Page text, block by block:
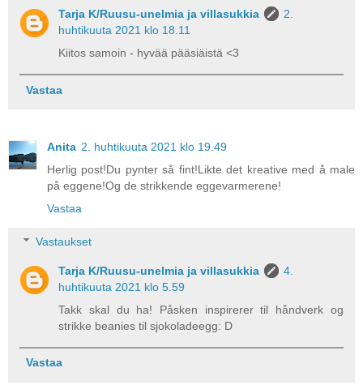
Tarja K/Ruusu-unelmia ja villasukkia
2.
huhtikuuta 2021 klo 18.11
Kiitos samoin - hyvää pääsiäistä <3
Vastaa
Anita 2. huhtikuuta 2021 klo 19.49
Herlig post!Du pynter så fint!Likte det kreative med å male
på eggene!Og de strikkende eggevarmerene!
Vastaa
Vastaukset
Tarja K/Ruusu-unelmia ja villasukkia
4.
huhtikuuta 2021 klo 5.59
Takk skal du ha! Påsken inspirerer til håndverk og
strikke beanies til sjokoladeegg: D
Vastaa